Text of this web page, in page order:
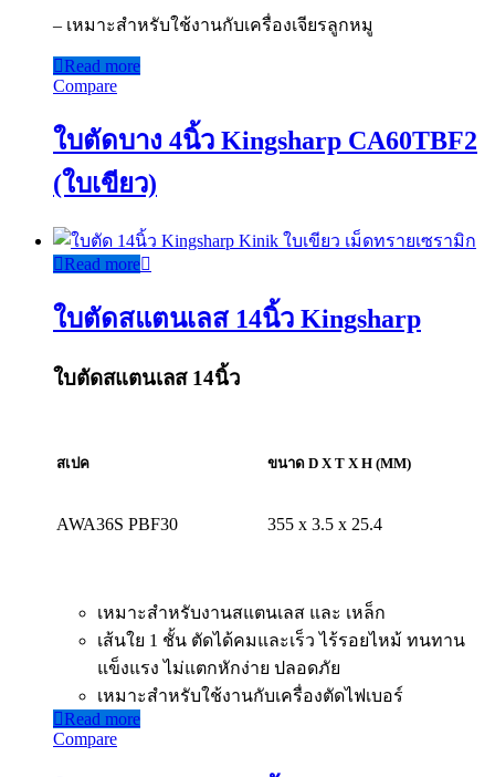
– เหมาะสำหรับใช้งานกับเครื่องเจียรลูกหมู
Read more
Compare
ใบตัดบาง 4นิ้ว Kingsharp CA60TBF2
(ใบเขียว)
Read more
ใบตัดสแตนเลส 14นิ้ว Kingsharp
ใบตัดสแตนเลส 14นิ้ว
สเปค ขนาด D X T X H (MM)
AWA36S PBF30 355 x 3.5 x 25.4
เหมาะสำหรับงานสแตนเลส และ เหล็ก
เส้นใย 1 ชั้น ตัดได้คมและเร็ว ไร้รอยไหม้ ทนทาน
แข็งแรง ไม่แตกหักง่าย ปลอดภัย
เหมาะสำหรับใช้งานกับเครื่องตัดไฟเบอร์
Read more
Compare